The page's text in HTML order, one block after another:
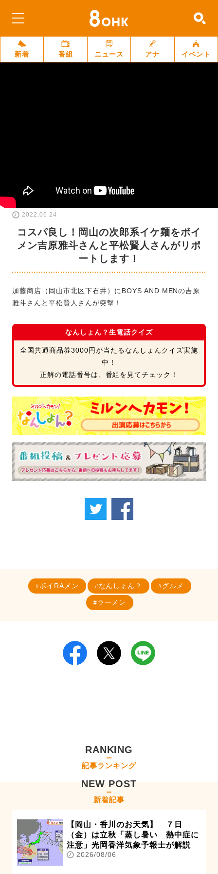
新着 番組 ニュース アナ イベント
2022.06.24
コスパ良し！岡山の次郎系イケ麺をボイ
メン吉原雅斗さんと平松賢人さんがリポ
ートします！
加藤商店（岡山市北区下石井）にBOYS AND MENの吉原
雅斗さんと平松賢人さんが突撃！
なんしょん？生電話クイズ
全国共通商品券3000円が当たるなんしょんクイズ実施
中！
正解の電話番号は、番組を見てチェック！
ボイRAメン なんしょん？ グルメ
ラーメン
RANKING
記事ランキング
NEW POST
新着記事
【岡山・香川のお天気】 ７日
（金）は立秋「蒸し暑い 熱中症に
注意」光岡香洋気象予報士が解説
2026/08/06